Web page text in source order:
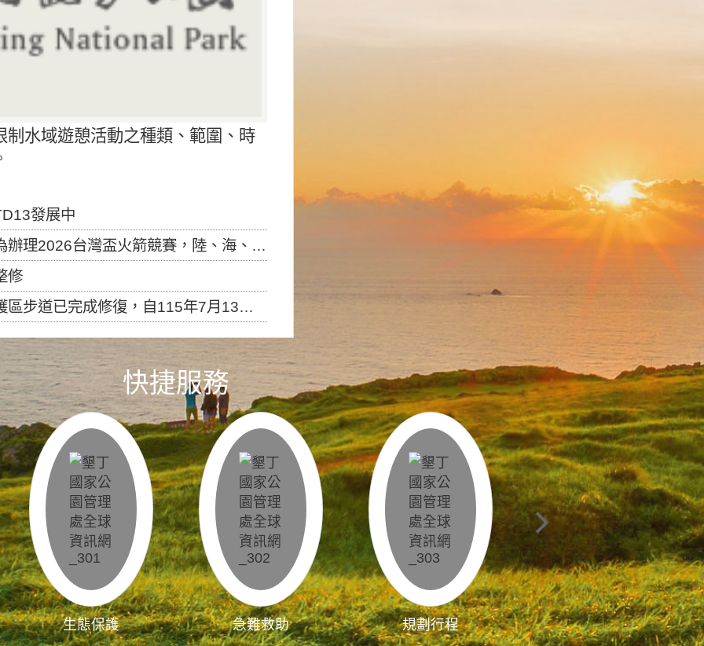
水域遊憩活動之種類、範圍、時
發展中
盃火箭競賽，陸、海、空域警戒及協調相關事宜，因颱風備案事宜
修
，自115年7月13日（星期一）起恢復開放入園，歡迎民眾依規定申請入園....
快捷服務
生態保護 急難救助 規劃行程 影像直播